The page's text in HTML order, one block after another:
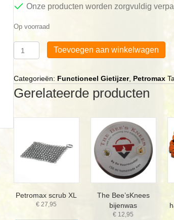
Onze producten worden zorgvuldig
Op voorraad
Kr1
met
deksel
aantal
Toevoegen aan winkelwagen
Categorieën: Functioneel Gietijzer, Petromax
Gerelateerde producten
Petromax scrub XL
€ 27,95
The Bee’sKnees
bijenwas
€ 12,95